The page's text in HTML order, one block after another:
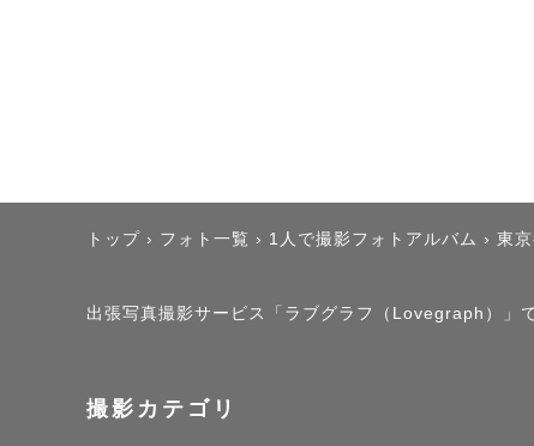
トップ › フォト一覧 › 1人で撮影フォトアルバム › 東
出張写真撮影サービス「ラブグラフ（Lovegraph）」
撮影カテゴリ